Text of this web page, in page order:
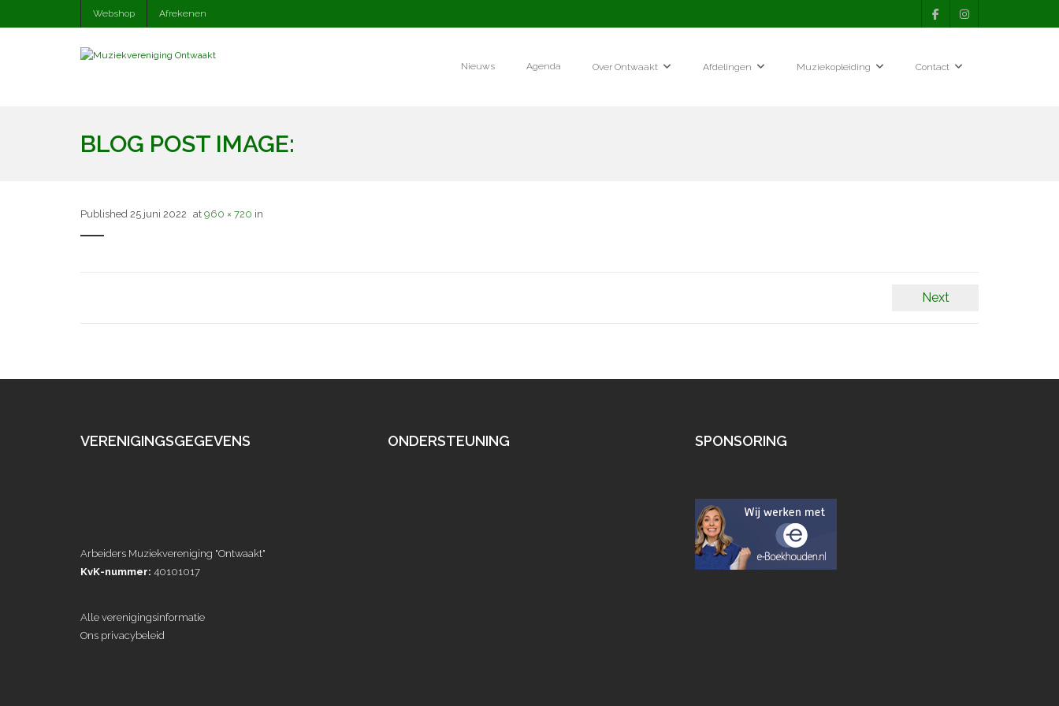
Webshop Afrekenen
Nieuws Agenda Over Ontwaakt Afdelingen Muziekopleiding Contact
BLOG POST IMAGE:
Published 25 juni 2022 at 960 × 720 in
Next
VERENIGINGSGEGEVENS
Arbeiders Muziekvereniging "Ontwaakt"
KvK-nummer: 40101017
Alle verenigingsinformatie
Ons privacybeleid
ONDERSTEUNING SPONSORING